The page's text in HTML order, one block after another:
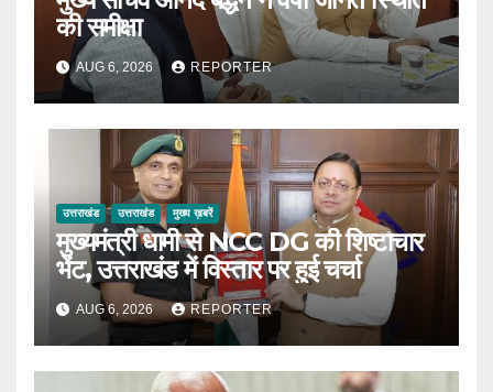
की समीक्षा
AUG 6, 2026 REPORTER
उत्तराखंड उत्तराखंड मुख्य ख़बरें
मुख्यमंत्री धामी से NCC DG की शिष्टाचार
भेंट, उत्तराखंड में विस्तार पर हुई चर्चा
AUG 6, 2026 REPORTER